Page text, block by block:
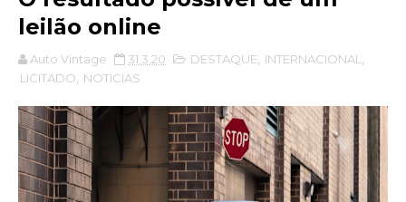
leilão online
Auto Vintage 31.3.20 DESTAQUE INTERNACIONAL
LICITADO
NOTICIAS